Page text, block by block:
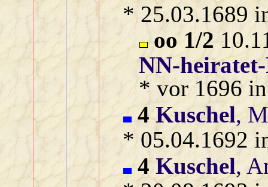
* 25.03.1689
oo 1/2
* vor 1696
4 Kuschel,
* 05.04.1692
4 Kuschel,